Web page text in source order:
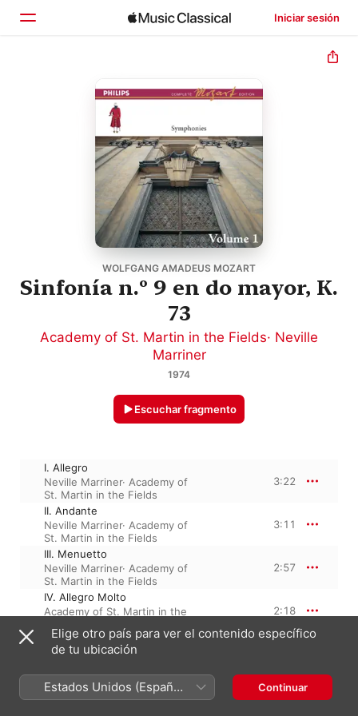
Iniciar sesión
WOLFGANG AMADEUS MOZART
Sinfonía n.º 9 en do mayor, K.
73
Academy of St. Martin in the Fields· Neville
Marriner
1974
Escuchar fragmento
I. Allegro
Neville Marriner· Academy of
St. Martin in the Fields
3:22
II. Andante
Neville Marriner· Academy of
St. Martin in the Fields
3:11
III. Menuetto
Neville Marriner· Academy of
St. Martin in the Fields
2:57
IV. Allegro Molto
Academy of St. Martin in the
2:18
1 de enero de 2005
4 piezas, 11 minutos
℗ This Compilation 2005 Decca Music Group Limited
Elige otro país para ver el contenido específico
de tu ubicación
Estados Unidos (Español
México)
Continuar